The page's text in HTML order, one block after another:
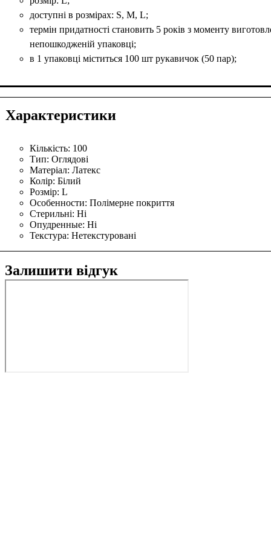
доступні в розмірах: S, M, L;
термін придатності становить 5 років з моменту
непошкодженій упаковці;
в 1 упаковці міститься 100 шт рукавичок (50 пар);
Характеристики
Кількість: 100
Тип: Оглядові
Матеріал: Латекс
Колір: Білий
Розмір: L
Особенности: Полімерне покриття
Стерильні: Ні
Опудренные: Ні
Текстура: Нетекстуровані
Залишити відгук